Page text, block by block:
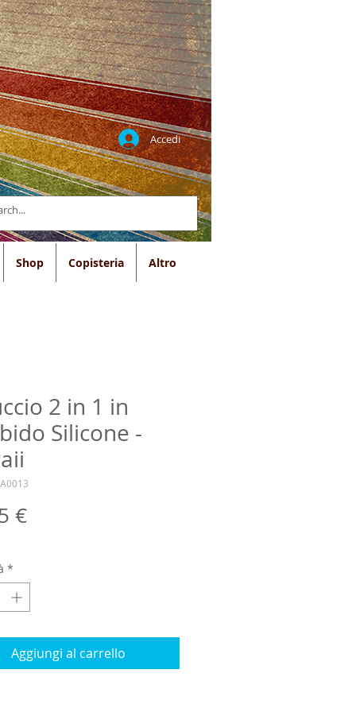
Accedi
Shop Copisteria Altro
2 in 1 in
Silicone -
€Prezzo
*
Aggiungi al carrello